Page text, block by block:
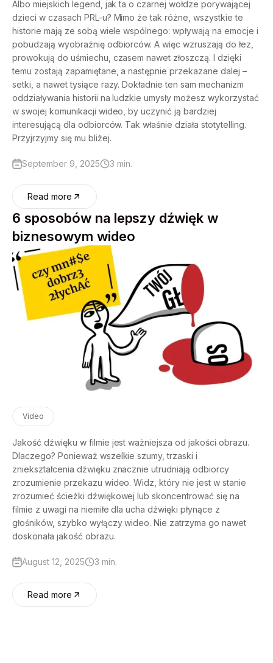
Albo miejskich legend, jak ta o czarnej wołdze porywającej
dzieci w czasach PRL-u? Mimo że tak różne, wszystkie te
historie mają ze sobą wiele wspólnego: wpływają na emocje i
pobudzają wyobraźnię odbiorców. A więc wzruszają do łez,
prowokują do uśmiechu, czasem nawet złoszczą. I dzięki
temu zostają zapamiętane, a następnie przekazane dalej –
setki, a nawet tysiące razy. Dokładnie ten sam mechanizm
oddziaływania historii na ludzkie umysły możesz wykorzystać
w swojej komunikacji wideo, by uczynić ją bardziej
interesującą dla odbiorców. Tak właśnie działa stotytelling.
Przyjrzyjmy się mu bliżej.
September 9, 2025 3 min.
Read more
6 sposobów na lepszy dźwięk w
biznesowym wideo
Video
Jakość dźwięku w filmie jest ważniejsza od jakości obrazu.
Dlaczego? Ponieważ wszelkie szumy, trzaski i
zniekształcenia dźwięku znacznie utrudniają odbiorcy
zrozumienie przekazu wideo. Widz, który nie jest w stanie
zrozumieć ścieżki dźwiękowej lub skoncentrować się na
filmie z uwagi na niemiłe dla ucha dźwięki płynące z
głośników, szybko wyłączy wideo. Nie zatrzyma go nawet
doskonała jakość obrazu.
August 12, 2025 3 min.
Read more